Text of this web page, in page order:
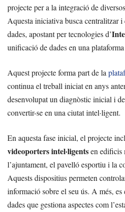
projecte per a la integració de
Aquesta iniciativa busca centralitzar
dades, apostant per tecnologies d’
unificació de dades en una
Aquest projecte forma part de la
continua el treball iniciat en anys
desenvolupat un diagnòstic inicial i
convertir-se en una ciutat intel·ligent.
En aquesta fase inicial, el projecte
videoporters intel·ligentsen edificis
l’ajuntament, el pavelló esportiu i la
Aquests dispositius permeten
informació sobre el seu ús. A més,
dades que gestiona aspectes com